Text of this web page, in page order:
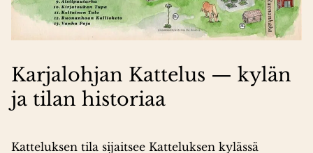
Karjalohjan Kattelus — kylän
ja tilan historiaa
Katteluksen tila sijaitsee Katteluksen kylässä